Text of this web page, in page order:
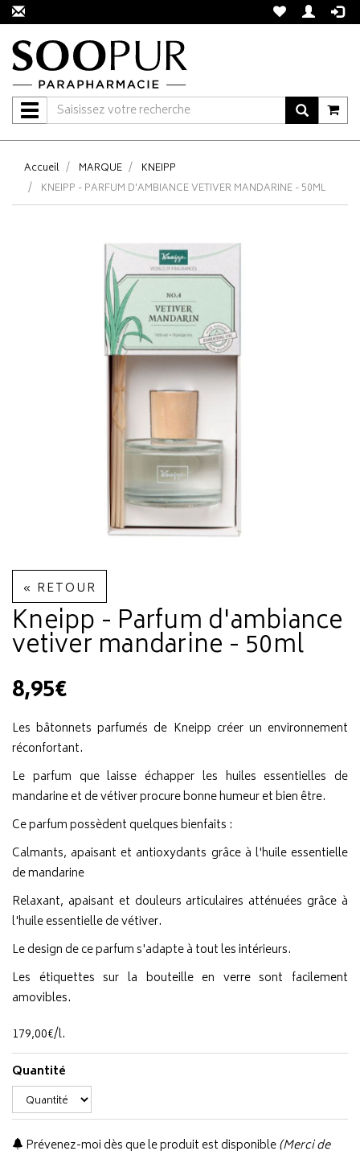
Navigation
Accueil MARQUE
KNEIPP
KNEIPP - PARFUM D'AMBIANCE VETIVER MANDARINE - 50ML
« RETOUR
Kneipp - Parfum d'ambiance
vetiver mandarine - 50ml
8,95€
Les bâtonnets parfumés de Kneipp créer un environnement
réconfortant.
Le parfum que laisse échapper les huiles essentielles de
mandarine et de vétiver procure bonne humeur et bien être.
Ce parfum possèdent quelques bienfaits :
Calmants, apaisant et antioxydants grâce à l'huile essentielle
de mandarine
Relaxant, apaisant et douleurs articulaires atténuées grâce à
l'huile essentielle de vétiver.
Le design de ce parfum s'adapte à tout les intérieurs.
Les étiquettes sur la bouteille en verre sont facilement
amovibles.
179,00€/l.
Quantité
Prévenez-moi dès que le produit est disponible(Merci de